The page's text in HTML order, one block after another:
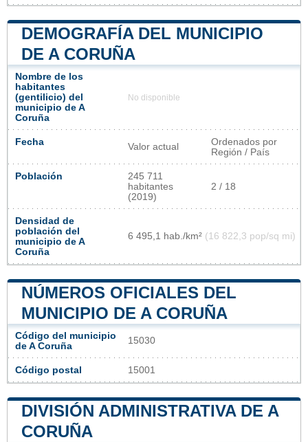
DEMOGRAFÍA DEL MUNICIPIO
DE A CORUÑA
Nombre de los
habitantes
(gentilicio) del
municipio de A
Coruña
No disponible
Fecha Valor actual
Ordenados por
Región / País
Población
245 711
habitantes
(2019)
2 / 18
Densidad de
población del
municipio de A
Coruña
6 495,1 hab./km² (16 822,3 pop/sq mi)
NÚMEROS OFICIALES DEL
MUNICIPIO DE A CORUÑA
Código del municipio
de A Coruña
15030
Código postal 15001
DIVISIÓN ADMINISTRATIVA DE A
CORUÑA